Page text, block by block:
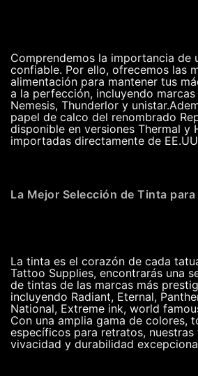
Comprendemos la importancia de
confiable. Por ello, ofrecemos las
alimentación para mantener tus
a la perfección, incluyendo
Nemesis, Thunderlor y
papel de calco del renombrado
disponible en versiones Thermal y
importadas directamente de
La Mejor Selección de Tinta
La tinta es el corazón de cada
Tattoo Supplies, encontrarás una
de tintas de las marcas más
incluyendo Radiant, Eternal,
National, Extreme ink, world
Con una amplia gama de colores,
específicos para retratos, nuestras
vivacidad y durabilidad